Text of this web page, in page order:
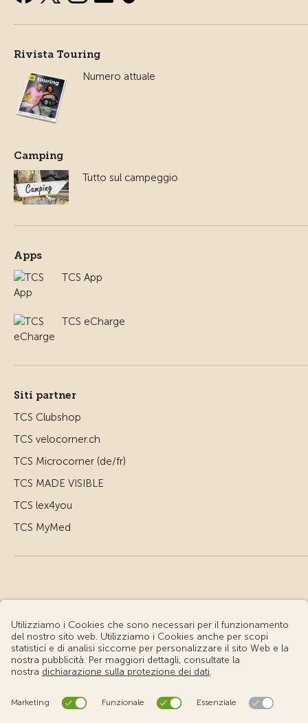
Rivista Touring
Numero attuale
Camping
Tutto sul campeggio
Apps
TCS App
TCS eCharge
Siti partner
TCS Clubshop
TCS velocorner.ch
TCS Microcorner (de/fr)
TCS MADE VISIBLE
TCS lex4you
TCS MyMed
© Touring Club Svizzero
Condizioni d'uso – Informazioni giuridiche